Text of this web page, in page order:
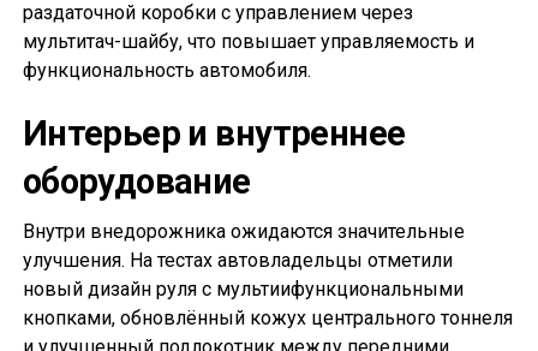
раздаточной коробки с управлением через
мультитач-шайбу, что повышает управляемость и
функциональность автомобиля.
Интерьер и внутреннее
оборудование
Внутри внедорожника ожидаются значительные
улучшения. На тестах автовладельцы отметили
новый дизайн руля с мультиифункциональными
кнопками, обновлённый кожух центрального тоннеля